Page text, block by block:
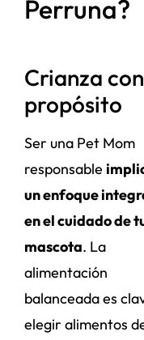
Perruna?
Crianza con
propósito
Ser una Pet Mom
responsable
un enfoque
en el cuidado de
mascota. La
alimentación
balanceada es
elegir alimentos